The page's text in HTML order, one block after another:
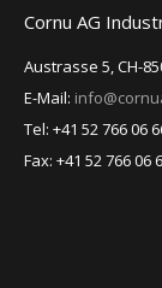
Cornu AG
Austrasse 5, CH-
E-Mail:
Tel: +41 52 766 06
Fax: +41 52 766 06